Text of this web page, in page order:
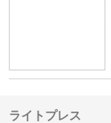
ライトプレス